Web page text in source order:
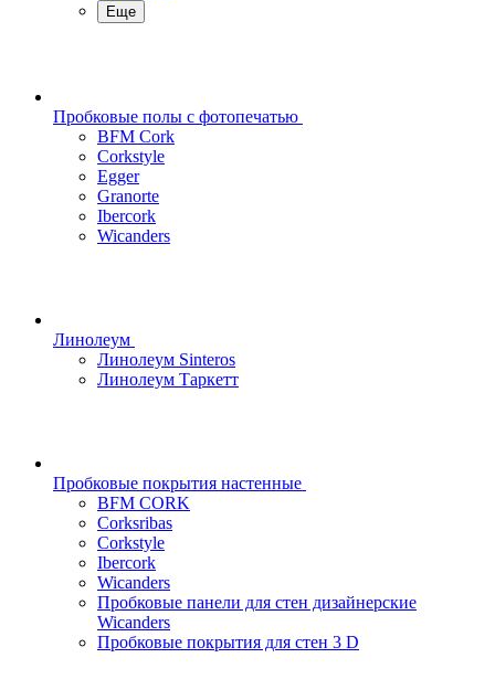
Еще
Пробковые полы с фотопечатью
BFM Cork
Corkstyle
Egger
Granorte
Ibercork
Wicanders
Линолеум
Линолеум Sinteros
Линолеум Таркетт
Пробковые покрытия настенные
BFM CORK
Corksribas
Corkstyle
Ibercork
Wicanders
Пробковые панели для стен дизайнерские
Wicanders
Пробковые покрытия для стен 3 D